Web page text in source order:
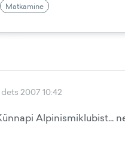
Matkamine
dets 2007 10:42
Alpinismiklubist...